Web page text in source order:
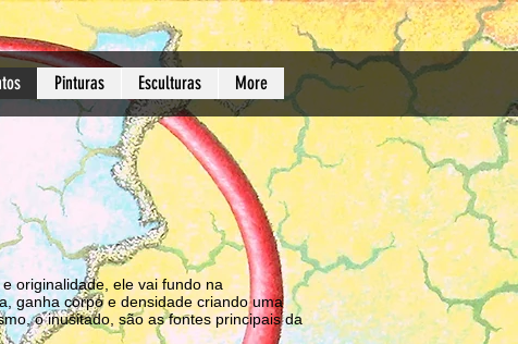
Pinturas Esculturas More
originalidade, ele vai fundo na
ganha corpo e densidade criando uma
o inusitado, são as fontes principais da